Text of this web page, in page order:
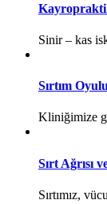
Sinir – kas
Sırtım
Kliniğimize
Sırt Ağrısı
Sırtımız,